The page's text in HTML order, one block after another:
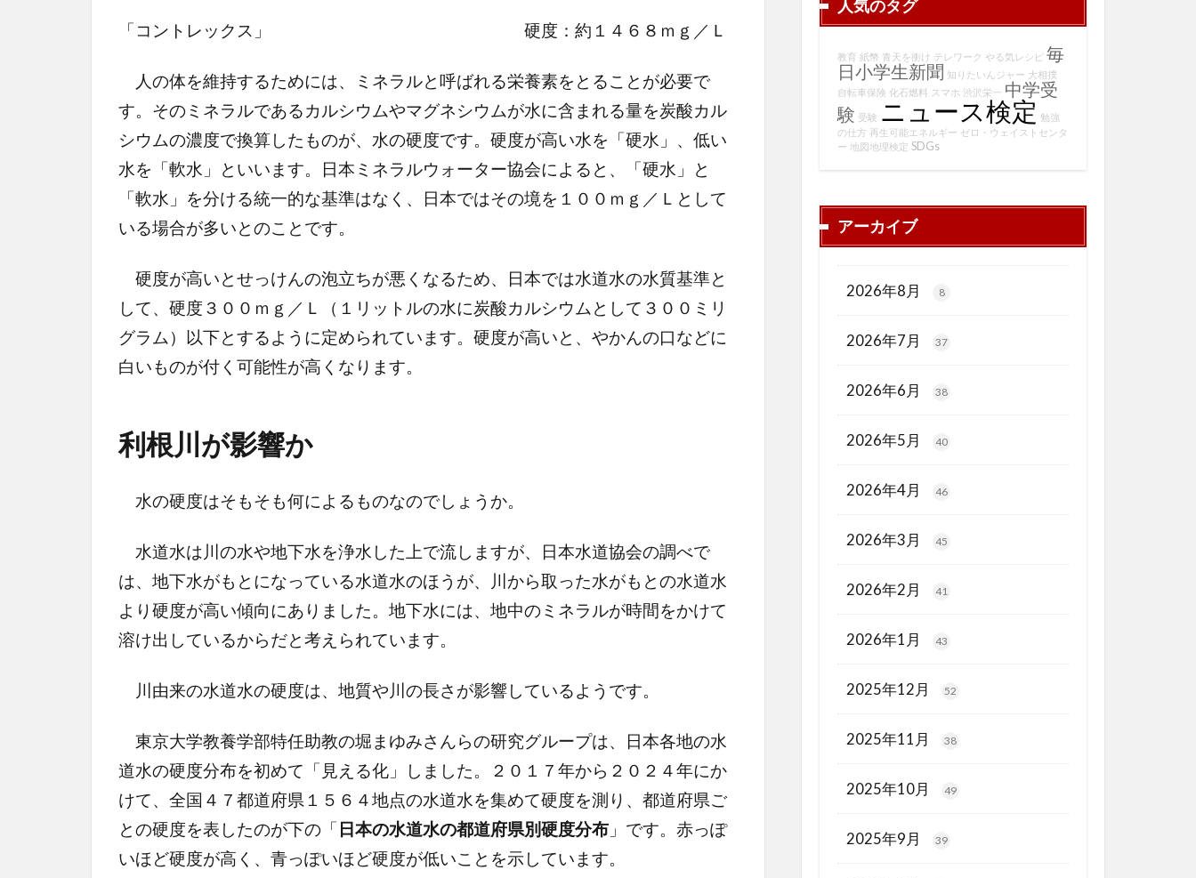
「コントレックス」 硬度：約１４６８ｍｇ／Ｌ
人の体を維持するためには、ミネラルと呼ばれる栄養素をとることが必要で
す。そのミネラルであるカルシウムやマグネシウムが水に含まれる量を炭酸カル
シウムの濃度で換算したものが、水の硬度です。硬度が高い水を「硬水」、低い
水を「軟水」といいます。日本ミネラルウォーター協会によると、「硬水」と
「軟水」を分ける統一的な基準はなく、日本ではその境を１００ｍｇ／Ｌとして
いる場合が多いとのことです。
硬度が高いとせっけんの泡立ちが悪くなるため、日本では水道水の水質基準と
して、硬度３００ｍｇ／Ｌ（１リットルの水に炭酸カルシウムとして３００ミリ
グラム）以下とするように定められています。硬度が高いと、やかんの口などに
白いものが付く可能性が高くなります。
利根川が影響か
水の硬度はそもそも何によるものなのでしょうか。
水道水は川の水や地下水を浄水した上で流しますが、日本水道協会の調べで
は、地下水がもとになっている水道水のほうが、川から取った水がもとの水道水
より硬度が高い傾向にありました。地下水には、地中のミネラルが時間をかけて
溶け出しているからだと考えられています。
川由来の水道水の硬度は、地質や川の長さが影響しているようです。
東京大学教養学部特任助教の堀まゆみさんらの研究グループは、日本各地の水
道水の硬度分布を初めて「見える化」しました。２０１７年から２０２４年にか
けて、全国４７都道府県１５６４地点の水道水を集めて硬度を測り、都道府県ご
との硬度を表したのが下の「 日本の水道水の都道府県別硬度分布 」です。赤っぽ
いほど硬度が高く、青っぽいほど硬度が低いことを示しています。
人気のタグ
教育 紙幣 青天を衝け テレワーク やる気レシピ 毎
日小学生新聞 知りたいんジャー 大相撲
自転車保険 化石燃料 スマホ 渋沢栄一 中学受
験 受験 ニュース検定 勉強
の仕方 再生可能エネルギー ゼロ・ウェイストセンタ
ー 地図地理検定 SDGs
アーカイブ
2026年8月 8
2026年7月 37
2026年6月 38
2026年5月 40
2026年4月 46
2026年3月 45
2026年2月 41
2026年1月 43
2025年12月 52
2025年11月 38
2025年10月 49
2025年9月 39